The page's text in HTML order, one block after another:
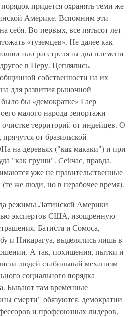
придется охранять теми же
Америке. Вспомним эти
себя. Во-первых, все пятьсот лет
«туземцев». Не далее как
расстреляны два племени
в Перу. Цеплялись,
собственности на их
для развития рыночной
бы «демократке» Гаер
малого народа репортажи
очистке территорий от индейцев. О
от бразильской
на деревьях ("как макаки") и при
"как груши". Сейчас, правда,
уже не правительственные
же люди, но в нерабочее время).
режимы Латинской Америки
экспертов США, изощренную
Батиста и Сомоса,
и Никарагуа, выделялись лишь в
А так, похищения, пытки и
людей стабильный механизм
социального порядка
Бывают там временные
смерти" обязуются, демократии
и профсоюзных лидеров,